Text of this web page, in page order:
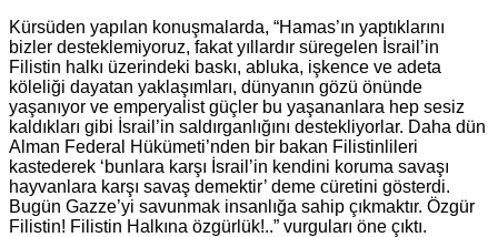
Kürsüden yapılan konuşmalarda, “Hamas’ın yaptıklarını
bizler desteklemiyoruz, fakat yıllardır süregelen İsrail’in
Filistin halkı üzerindeki baskı, abluka, işkence ve adeta
köleliği dayatan yaklaşımları, dünyanın gözü önünde
yaşanıyor ve emperyalist güçler bu yaşananlara hep sesiz
kaldıkları gibi İsrail’in saldırganlığını destekliyorlar. Daha dün
Alman Federal Hükümeti’nden bir bakan Filistinlileri
kastederek ‘bunlara karşı İsrail’in kendini koruma savaşı
hayvanlara karşı savaş demektir’ deme cüretini gösterdi.
Bugün Gazze’yi savunmak insanlığa sahip çıkmaktır. Özgür
Filistin! Filistin Halkına özgürlük!..” vurguları öne çıktı.